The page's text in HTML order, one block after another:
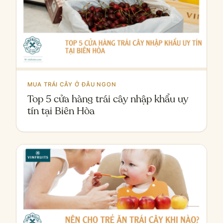
MUA TRÁI CÂY Ở ĐÂU NGON
Top 5 cửa hàng trái cây nhập khẩu uy
tín tại Biên Hòa